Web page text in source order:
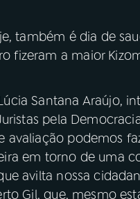
também é dia de
fizeram a maior
Santana Araújo,
pela
avaliação podemos
em torno de uma
avilta nossa
Gil, que, mesmo